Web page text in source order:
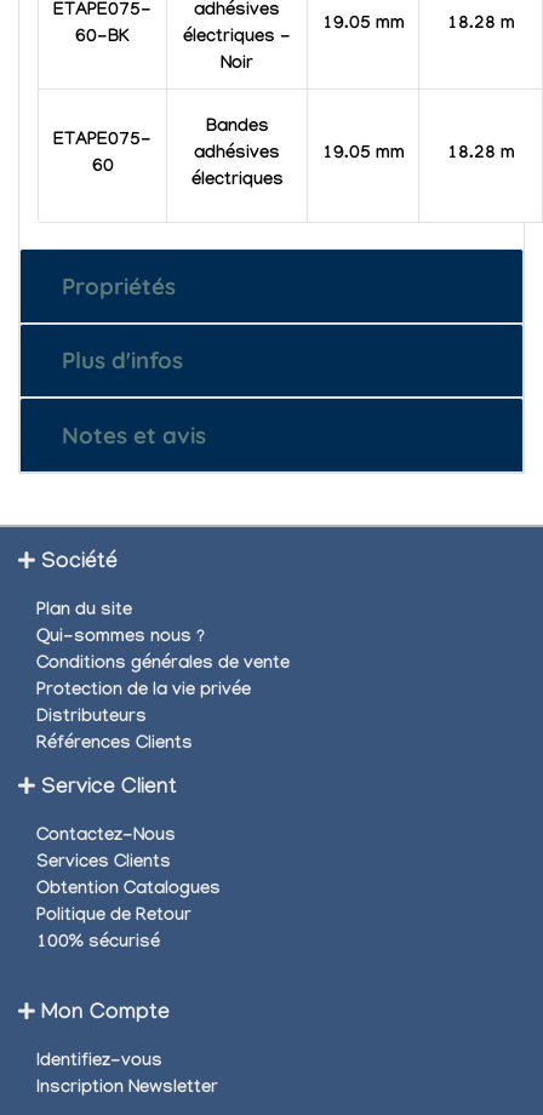
ETAPE075-
60-BK
adhésives
électriques -
Noir
19.05 mm 18.28 m
ETAPE075-
60
Bandes
adhésives
électriques
19.05 mm 18.28 m
Propriétés
Plus d'infos
Notes et avis
Société
Plan du site
Qui-sommes nous ?
Conditions générales de vente
Protection de la vie privée
Distributeurs
Références Clients
Service Client
Contactez-Nous
Services Clients
Obtention Catalogues
Politique de Retour
100% sécurisé
Mon Compte
Identifiez-vous
Inscription Newsletter